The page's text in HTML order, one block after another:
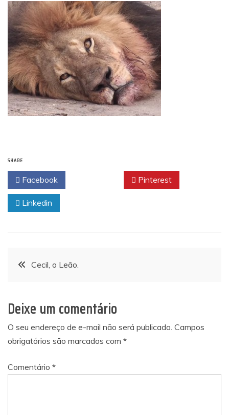
SHARE
Facebook Pinterest
Linkedin
Navegação
Post
Cecil, o Leão.
Deixe um comentário
O seu endereço de e-mail não será publicado. Campos
obrigatórios são marcados com *
Comentário *